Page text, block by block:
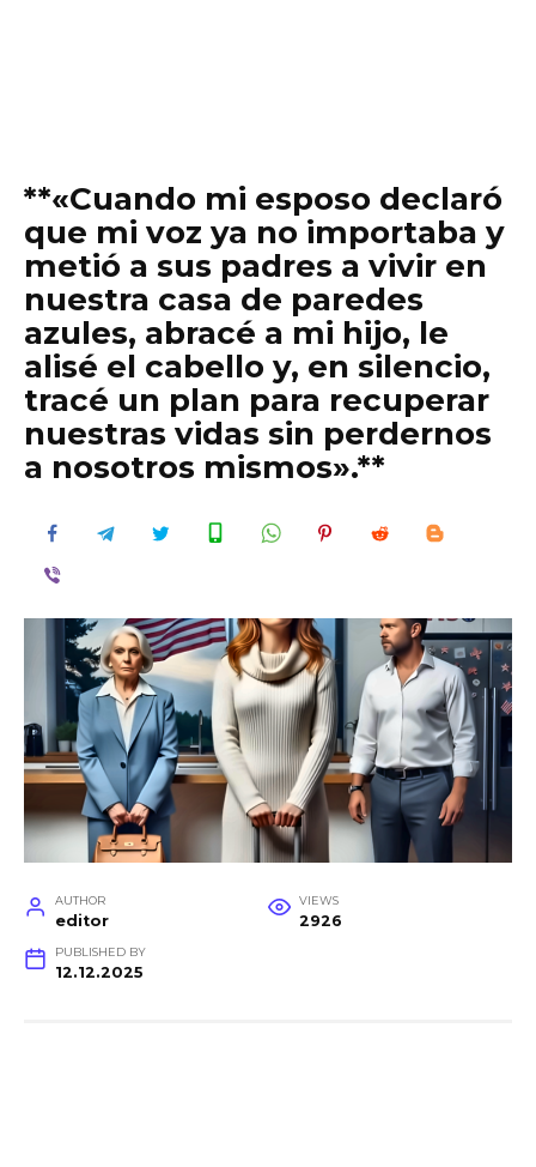
**«Cuando mi esposo declaró
que mi voz ya no importaba y
metió a sus padres a vivir en
nuestra casa de paredes
azules, abracé a mi hijo, le
alisé el cabello y, en silencio,
tracé un plan para recuperar
nuestras vidas sin perdernos
a nosotros mismos».**
AUTHOR
editor
VIEWS
2926
PUBLISHED BY
12.12.2025